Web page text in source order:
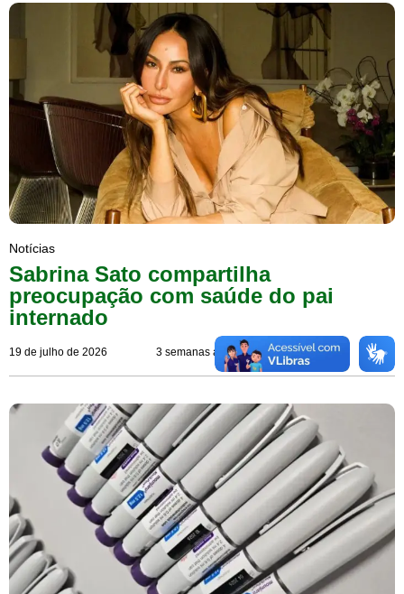
Notícias
Sabrina Sato compartilha
preocupação com saúde do pai
internado
19 de julho de 2026 3 semanas atrás